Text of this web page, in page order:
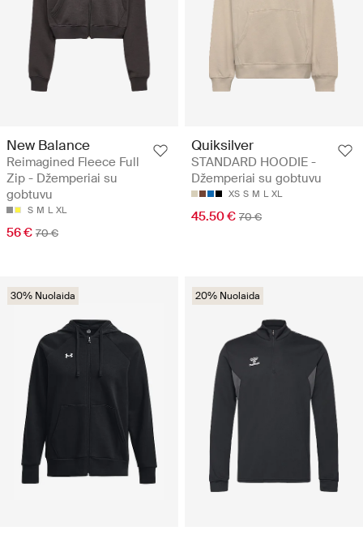
New Balance
Reimagined Fleece Full
Zip - Džemperiai su
gobtuvu
S M L XL
56 € 70 €
Quiksilver
STANDARD HOODIE -
Džemperiai su gobtuvu
XS S M L XL
45.50 € 70 €
30% Nuolaida 20% Nuolaida